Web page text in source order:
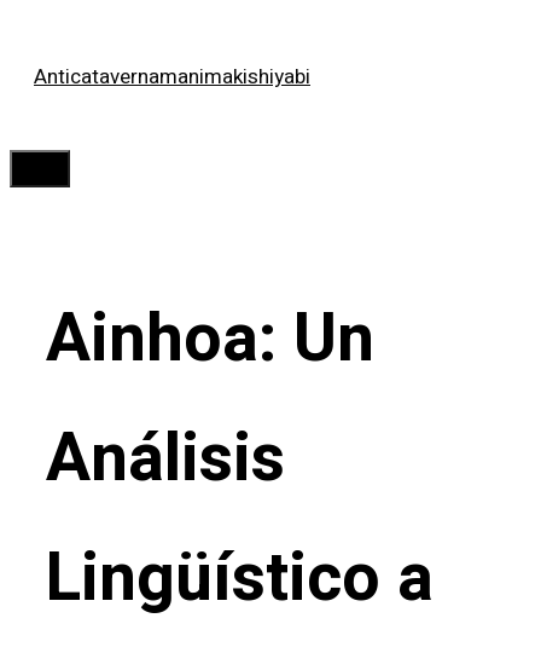
Anticatavernamanimakishiyabi
Ainhoa: Un
Análisis
Lingüístico a